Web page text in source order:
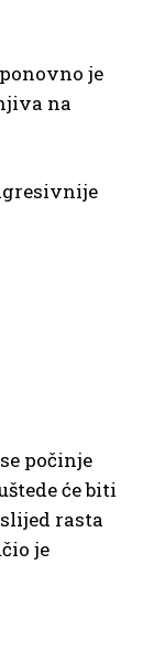
je
na
počinje
će biti
rasta
je